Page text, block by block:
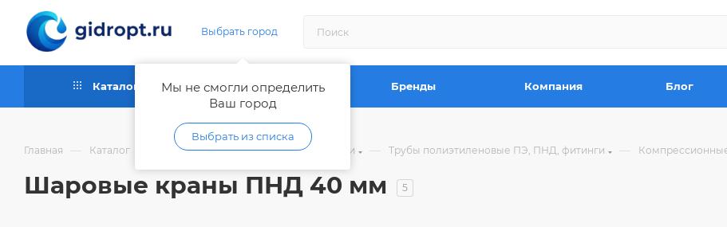
Выбрать город
Мы не смогли определить
Ваш город
Выбрать из списка
Каталог Как купить Бренды Компания Блог
Главная — Каталог Трубы и фитинги пластиковые, шланги — Трубы полиэтиленовые ПЭ, ПНД, фитинги —
Шаровые краны ПНД 40 мм 5